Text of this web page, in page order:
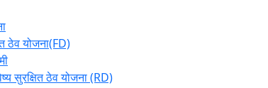
ठेव योजना(FD)
सुरक्षित ठेव योजना (RD)